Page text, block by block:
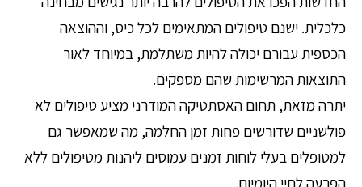
כלכלית. ישנם טיפולים המתאימים לכל כיס, וההוצאה
הכספית עבורם יכולה להיות משתלמת, במיוחד לאור
התוצאות המרשימות שהם מספקים.
יתרה מזאת, תחום האסתטיקה המודרני מציע טיפולים לא
פולשניים שדורשים פחות זמן החלמה, מה שמאפשר גם
למטופלים בעלי לוחות זמנים עמוסים ליהנות מטיפולים ללא
הפרעה לחיי היומיום.